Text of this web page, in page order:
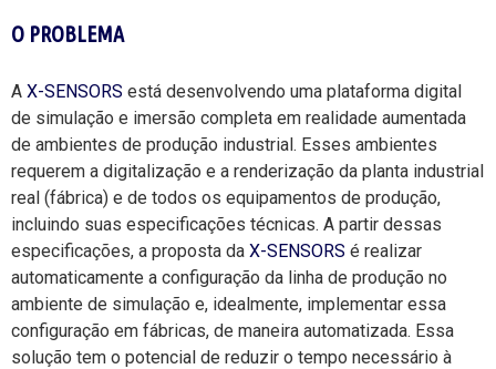
O PROBLEMA
A X-SENSORS está desenvolvendo uma plataforma digital
de simulação e imersão completa em realidade aumentada
de ambientes de produção industrial. Esses ambientes
requerem a digitalização e a renderização da planta industrial
real (fábrica) e de todos os equipamentos de produção,
incluindo suas especificações técnicas. A partir dessas
especificações, a proposta da X-SENSORS é realizar
automaticamente a configuração da linha de produção no
ambiente de simulação e, idealmente, implementar essa
configuração em fábricas, de maneira automatizada. Essa
solução tem o potencial de reduzir o tempo necessário à